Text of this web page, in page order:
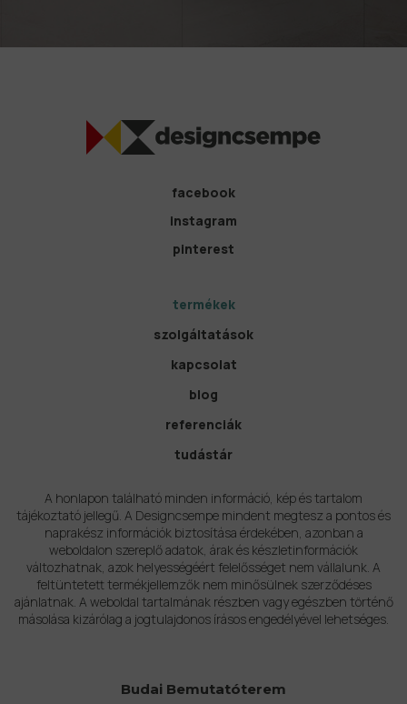
facebook
instagram
pinterest
termékek
szolgáltatások
kapcsolat
blog
referenciák
tudástár
A honlapon található minden információ, kép és tartalom
tájékoztató jellegű. A Designcsempe mindent megtesz a pontos és
naprakész információk biztosítása érdekében, azonban a
weboldalon szereplő adatok, árak és készletinformációk
változhatnak, azok helyességéért felelősséget nem vállalunk. A
feltüntetett termékjellemzők nem minősülnek szerződéses
ajánlatnak. A weboldal tartalmának részben vagy egészben történő
másolása kizárólag a jogtulajdonos írásos engedélyével lehetséges.
Budai Bemutatóterem